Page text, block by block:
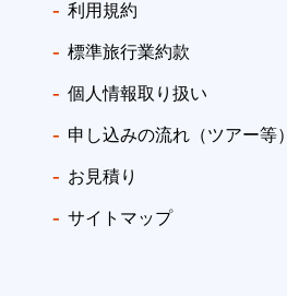
利用規約
標準旅行業約款
個人情報取り扱い
申し込みの流れ（ツアー等）
お見積り
サイトマップ